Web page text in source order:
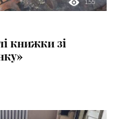
155
книжки зі